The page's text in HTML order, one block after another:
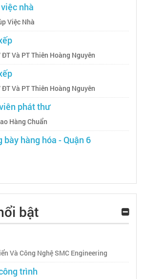
nhà
Việc Nhà
ĐT Và PT Thiên Hoàng Nguyên
ĐT Và PT Thiên Hoàng Nguyên
phát thư
Hàng Chuẩn
bày hàng hóa - Quận 6
bật
Và Công Nghệ SMC Engineering
trình